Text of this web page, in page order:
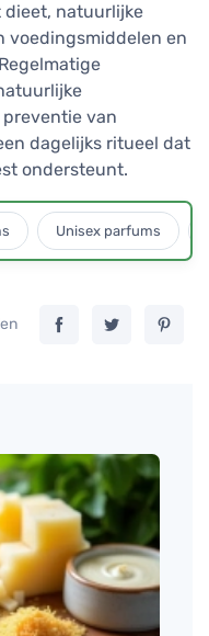
dieet, natuurlijke
voedingsmiddelen en
van
dagelijks ritueel dat
ondersteunt.
Unisex parfums